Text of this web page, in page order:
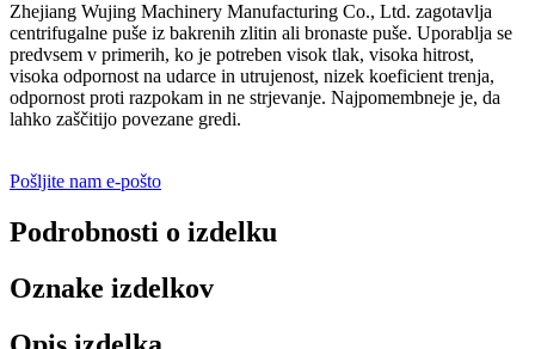
Zhejiang Wujing Machinery Manufacturing Co., Ltd. zagotavlja
centrifugalne puše iz bakrenih zlitin ali bronaste puše. Uporablja se
predvsem v primerih, ko je potreben visok tlak, visoka hitrost,
visoka odpornost na udarce in utrujenost, nizek koeficient trenja,
odpornost proti razpokam in ne strjevanje. Najpomembneje je, da
lahko zaščitijo povezane gredi.
Pošljite nam e-pošto
Podrobnosti o izdelku
Oznake izdelkov